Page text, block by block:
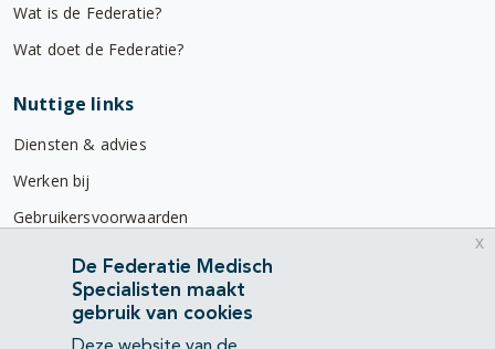
Wat is de Federatie?
Wat doet de Federatie?
Nuttige links
Diensten & advies
Werken bij
Gebruikersvoorwaarden
Privacyverklaring
Contact
Mercatorlaan 1200
De Federatie Medisch
Specialisten maakt
gebruik van cookies
x